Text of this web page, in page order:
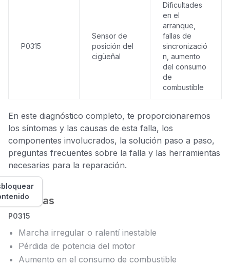
P0315
Sensor de
posición del
cigüeñal
Dificultades
en el
arranque,
fallas de
sincronizació
n, aumento
del consumo
de
combustible
En este diagnóstico completo, te proporcionaremos
los síntomas y las causas de esta falla, los
componentes involucrados, la solución paso a paso,
preguntas frecuentes sobre la falla y las herramientas
necesarias para la reparación.
Síntomas
P0315
Marcha irregular o ralentí inestable
Pérdida de potencia del motor
Aumento en el consumo de combustible